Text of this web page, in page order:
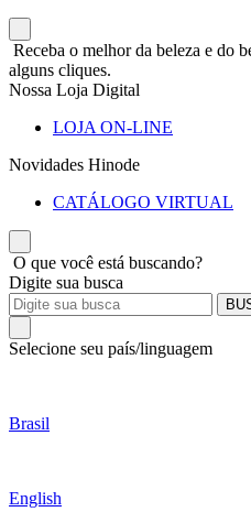
Receba o melhor da beleza e do
alguns cliques.
Nossa Loja Digital
LOJA ON-LINE
Novidades Hinode
CATÁLOGO VIRTUAL
O que você está buscando?
Digite sua busca
Selecione seu país/linguagem
Brasil
English